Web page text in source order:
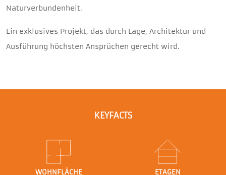
Naturverbundenheit.
Ein exklusives Projekt, das durch Lage, Architektur und
Ausführung höchsten Ansprüchen gerecht wird.
KEYFACTS
WOHNFLÄCHE
ETAGEN